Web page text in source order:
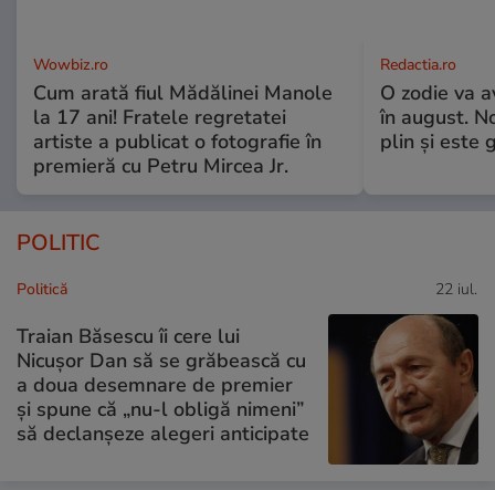
Wowbiz.ro
Cum arată fiul Mădălinei Manole
la 17 ani! Fratele regretatei
artiste a publicat o fotografie în
premieră cu Petru Mircea Jr.
Redactia.ro
O zodie va
în august.
plin și este
POLITIC
Politică 22 iul.
Traian Băsescu îi cere lui
Nicușor Dan să se grăbească cu
a doua desemnare de premier
și spune că „nu-l obligă nimeni”
să declanșeze alegeri anticipate